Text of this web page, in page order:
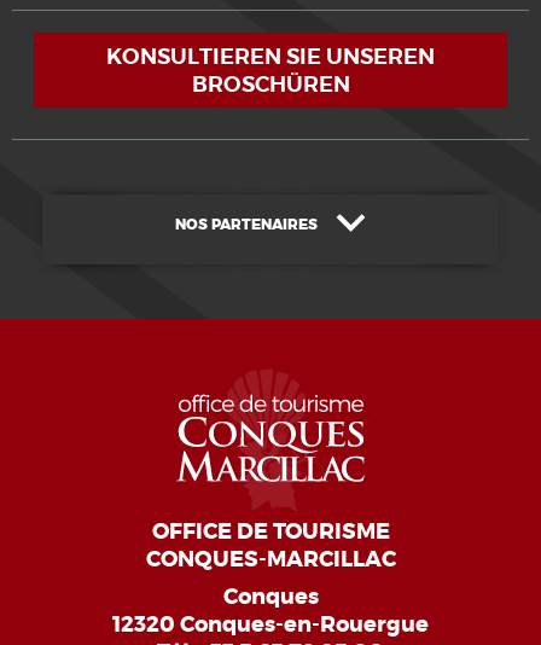
KONSULTIEREN SIE UNSEREN
BROSCHÜREN
NOS PARTENAIRES
OFFICE DE TOURISME
CONQUES-MARCILLAC
Conques
12320 Conques-en-Rouergue